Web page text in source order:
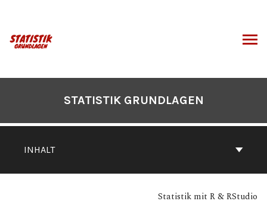
springen
INHALT
STATISTIK GRUNDLAGEN
Statistik mit R & RStudio